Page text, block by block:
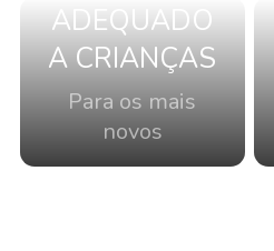
ADEQUADO
A CRIANÇAS
Para os mais
novos